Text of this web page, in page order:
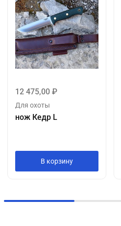
12 475,00 ₽
Для охоты
нож Кедр L
В корзину